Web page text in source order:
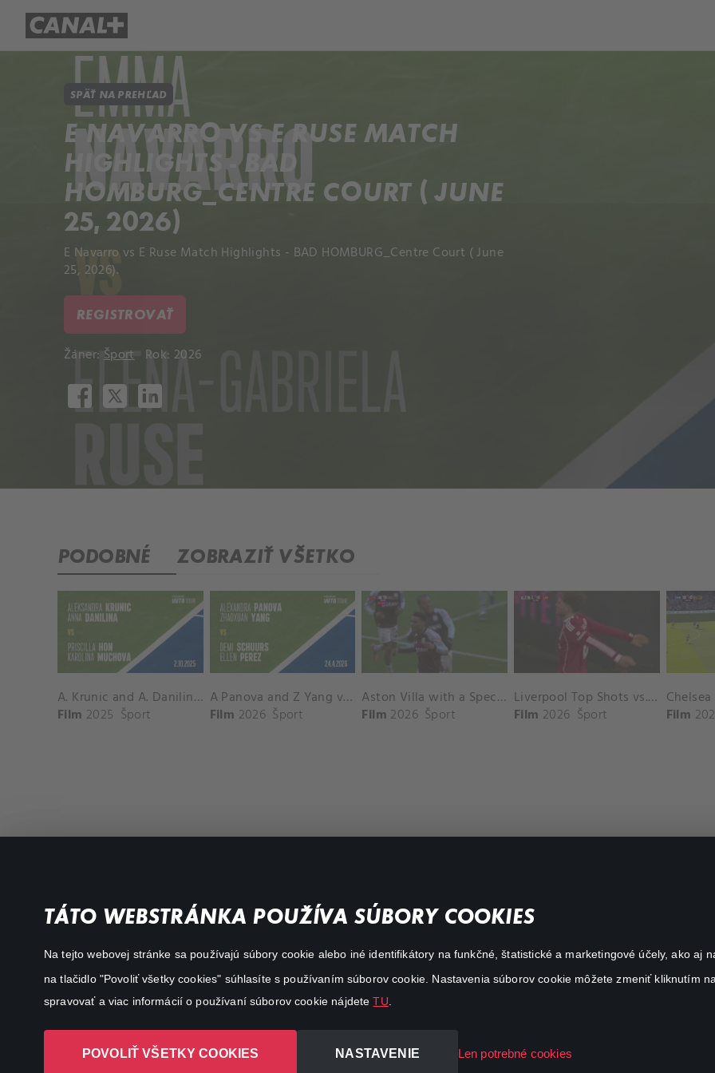
TÁTO WEBSTRÁNKA POUŽÍVA SÚBORY COOKIES
Na tejto webovej stránke sa používajú súbory cookie alebo iné identifikátory na funkčné, štatistické a marketingové účely, ako aj
na tlačidlo "Povoliť všetky cookies" súhlasíte s používaním súborov cookie. Nastavenia súborov cookie môžete zmeniť kliknutím
spravovať a viac informácií o používaní súborov cookie nájdeteTU
POVOLIŤ VŠETKY COOKIES NASTAVENIE Len potrebné cookies
SPÄŤ NA PREHĽAD
E NAVARRO VS E RUSE MATCH
HIGHLIGHTS - BAD
HOMBURG_CENTRE COURT ( JUNE
25, 2026)
E Navarro vs E Ruse Match Highlights - BAD HOMBURG_Centre Court ( June
25, 2026).
REGISTROVAŤ
Žáner: Šport Rok: 2026
PODOBNÉ ZOBRAZIŤ VŠETKO
A. Krunic and A. Danilina vs. P. Hon and K. Muchova Match Highlights - BEIJING_Capital Group Diamond ( October 02, 2025)
Film 2025 Šport
A Panova and Z Yang vs D Schuurs and E Perez Match Highlights - MADRID_Court 8 ( April 24, 2026)
Film 2026 Šport
Aston Villa with a Spectacular Goal vs. Nottingham Forest
Film 2026 Šport
Liverpool Top Shots vs. Fulham
Film 2026 Šport
Film
Dráma
Dokumentárne
Osobné údaje
O aplikácii Canal+